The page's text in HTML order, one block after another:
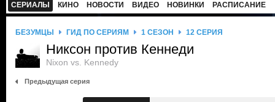
СЕРИАЛЫ КИНО НОВОСТИ ВИДЕО НОВИНКИ РАСПИСАНИЕ
БЕЗУМЦЫ ГИД ПО СЕРИЯМ 1 СЕЗОН 12 СЕРИЯ
Никсон против Кеннеди
Nixon vs. Kennedy
Предыдущая серия